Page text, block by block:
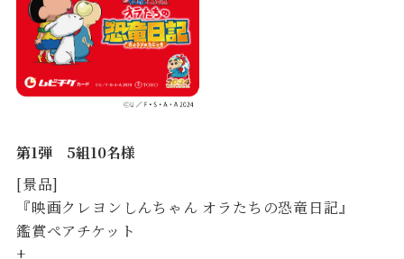
第1弾 5組10名様
[景品]
『映画クレヨンしんちゃん オラたちの恐竜日記』
鑑賞ペアチケット
+